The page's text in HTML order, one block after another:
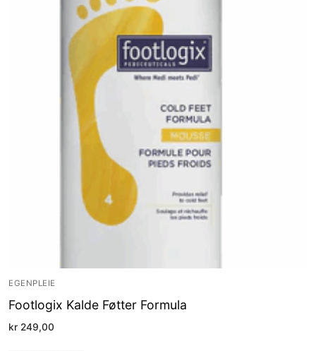
EGENPLEIE
Footlogix Kalde Føtter Formula
kr 249,00